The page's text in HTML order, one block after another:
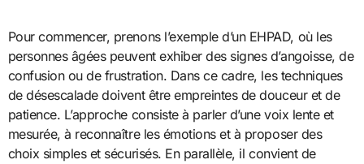
Pour commencer, prenons l’exemple d’un EHPAD, où les
personnes âgées peuvent exhiber des signes d’angoisse, de
confusion ou de frustration. Dans ce cadre, les techniques
de désescalade doivent être empreintes de douceur et de
patience. L’approche consiste à parler d’une voix lente et
mesurée, à reconnaître les émotions et à proposer des
choix simples et sécurisés. En parallèle, il convient de